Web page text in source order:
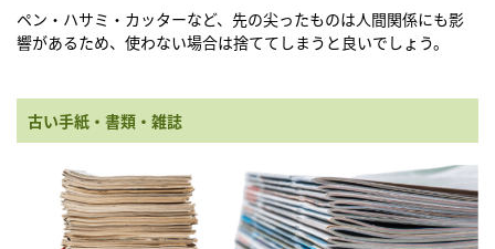
ペン・ハサミ・カッターなど、先の尖ったものは人間関係にも影
響があるため、使わない場合は捨ててしまうと良いでしょう。
古い手紙・書類・雑誌